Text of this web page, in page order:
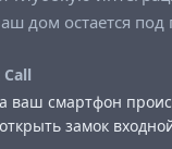
дом остается
ваш смартфон
замок